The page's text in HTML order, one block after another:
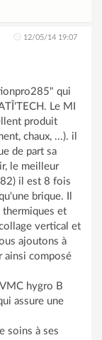
12/05/14 19:07
qui
Le MI
produit
chaux, ...). il
de part sa
le meilleur
il est 8 fois
brique. Il
et
vertical et
ajoutons à
ainsi composé
hygro B
assure une
soins à ses